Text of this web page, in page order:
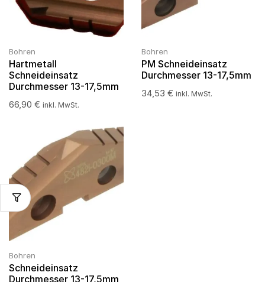
Bohren
Hartmetall
Schneideinsatz
Durchmesser 13-17,5mm
66,90 € inkl. MwSt.
Bohren
PM Schneideinsatz
Durchmesser 13-17,5mm
34,53 € inkl. MwSt.
Bohren
Schneideinsatz
Durchmesser 13-17,5mm